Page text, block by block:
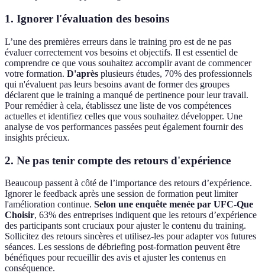
1. Ignorer l'évaluation des besoins
L’une des premières erreurs dans le training pro est de ne pas
évaluer correctement vos besoins et objectifs. Il est essentiel de
comprendre ce que vous souhaitez accomplir avant de commencer
votre formation. D'après plusieurs études, 70% des professionnels
qui n'évaluent pas leurs besoins avant de former des groupes
déclarent que le training a manqué de pertinence pour leur travail.
Pour remédier à cela, établissez une liste de vos compétences
actuelles et identifiez celles que vous souhaitez développer. Une
analyse de vos performances passées peut également fournir des
insights précieux.
2. Ne pas tenir compte des retours d'expérience
Beaucoup passent à côté de l’importance des retours d’expérience.
Ignorer le feedback après une session de formation peut limiter
l'amélioration continue. Selon une enquête menée par UFC-Que
Choisir, 63% des entreprises indiquent que les retours d’expérience
des participants sont cruciaux pour ajuster le contenu du training.
Sollicitez des retours sincères et utilisez-les pour adapter vos futures
séances. Les sessions de débriefing post-formation peuvent être
bénéfiques pour recueillir des avis et ajuster les contenus en
conséquence.